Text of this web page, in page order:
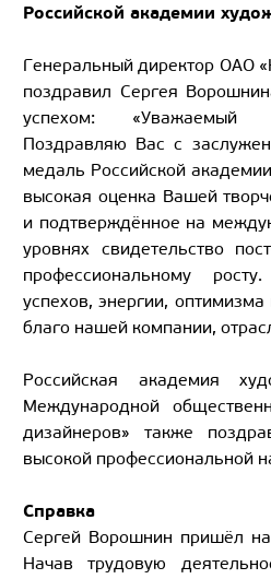
Российской академии
Генеральный директор ОАО
поздравил Сергея
успехом: «Уважаемый
Поздравляю Вас с
медаль Российской
высокая оценка Вашей
и подтверждённое на
уровнях свидетельство
профессиональному
успехов, энергии,
благо нашей компании,
Российская академия
Международной
дизайнеров» также
высокой профессиональной
Справка
Сергей Ворошнин пришёл
Начав трудовую